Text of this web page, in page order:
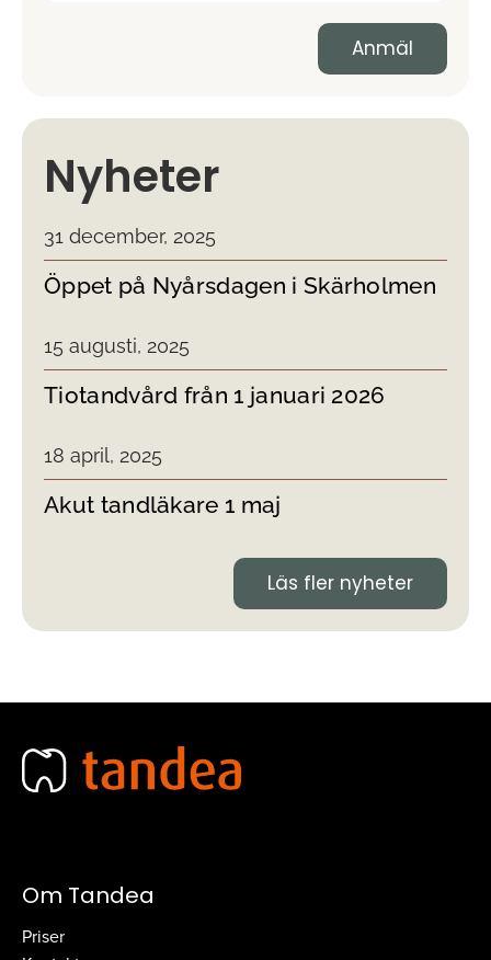
Nyheter
31 december, 2025
Öppet på Nyårsdagen i Skärholmen
15 augusti, 2025
Tiotandvård från 1 januari 2026
18 april, 2025
Akut tandläkare 1 maj
Läs fler nyheter
Om Tandea
Priser